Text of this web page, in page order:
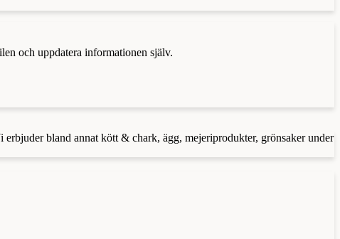
och uppdatera informationen själv.
bland annat kött & chark, ägg, mejeriprodukter, grönsaker under